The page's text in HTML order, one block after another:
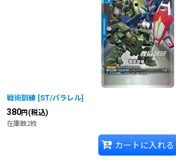
戦術訓練 [ST/パラレル]
380円 (税込)
在庫数2枚
カートに入れる